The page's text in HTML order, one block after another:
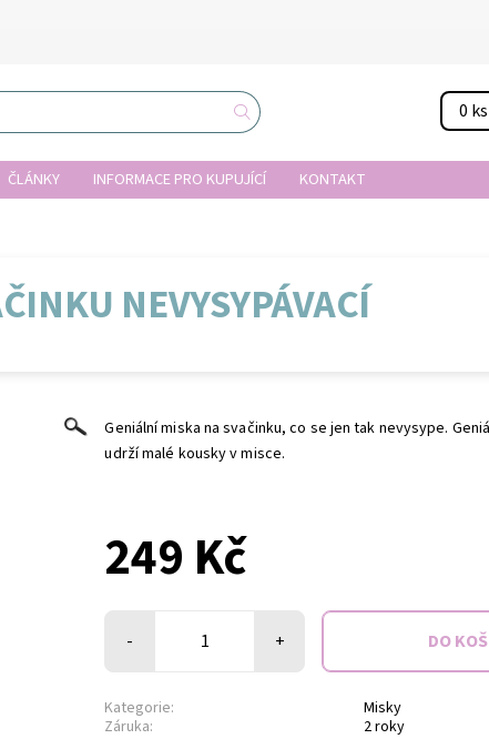
0
ČLÁNKY INFORMACE PRO KUPUJÍCÍ KONTAKT
NEVYSYPÁVACÍ
Geniální miska na svačinku, co se jen tak nevysype.
udrží malé kousky v misce.
249 Kč
- +
Kategorie:
Misky
Záruka:
2 roky